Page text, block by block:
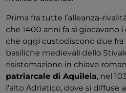
Prima fra tutte l’alleanza-
che 1400 anni fa si giocavano
che oggi custodiscono due
basiliche medievali dello
risistemazione in chiave
patriarcale di Aquileia, nel
l’alto Adriatico, dove si diffuse